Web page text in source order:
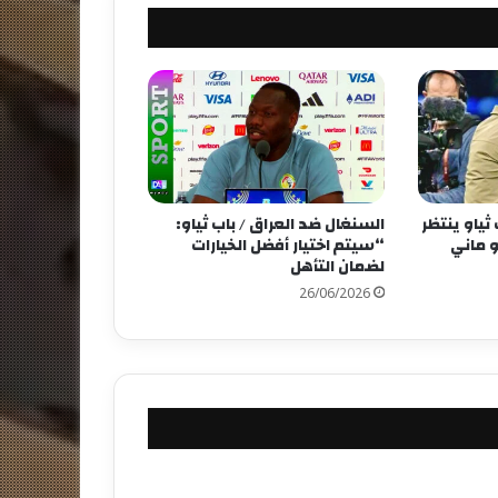
2026: باب ثياو ينتظر
ماني
السنغال ضد العراق / باب ثياو:
“سيتم اختيار أفضل الخيارات
لضمان التأهل
26/06/2026